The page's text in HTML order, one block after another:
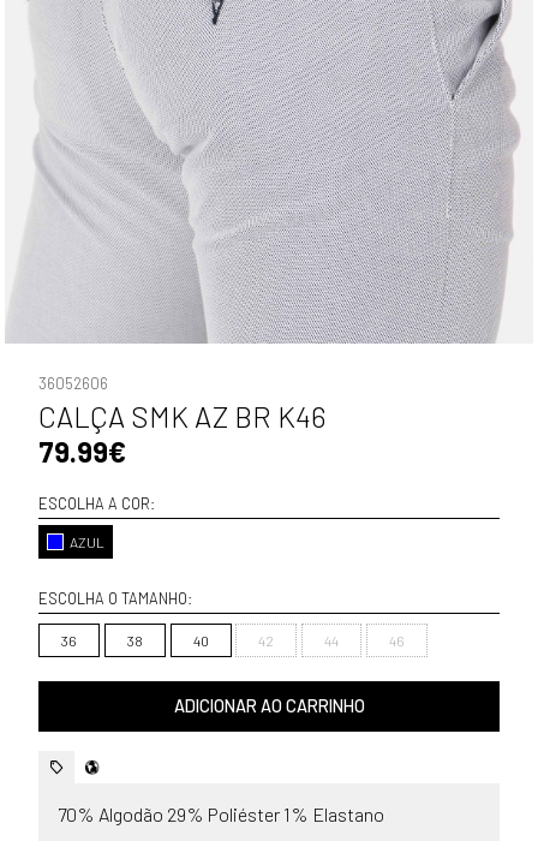
36052606
CALÇA SMK AZ BR K46
79.99€
ESCOLHA A COR:
AZUL
ESCOLHA O TAMANHO:
36 38 40 42 44 46
ADICIONAR AO CARRINHO
70% Algodão 29% Poliéster 1% Elastano